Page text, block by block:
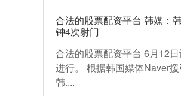
合法的股票配资平台 韩媒：
钟4次射门
合法的股票配资平台 6月12
进行。 根据韩国媒体Naver
韩....